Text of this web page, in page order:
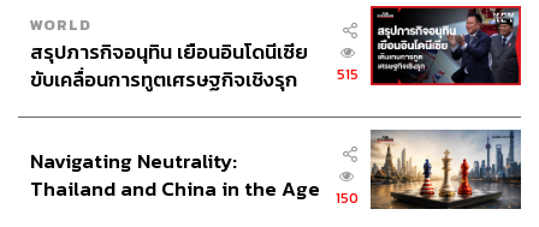
WORLD
สรุปภารกิจอนุทิน เยือนอินโดนีเซีย
ขับเคลื่อนการทูตเศรษฐกิจเชิงรุก
515
Navigating Neutrality:
Thailand and China in the Age
150